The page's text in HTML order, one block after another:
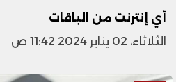
أي إنترنت من الباقات
الثلاثاء، 02 يناير 2024 11:42 ص